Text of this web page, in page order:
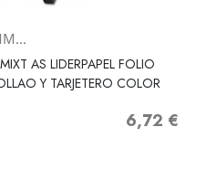
AS LIDERPAPEL FOLIO
Y TARJETERO COLOR
Precio
6,72 €